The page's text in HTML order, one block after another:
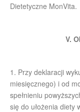
Dietetyczne MonVita.
V.
1. Przy deklaracji
miesięcznego) i od
spełnieniu
się do ułożenia diety